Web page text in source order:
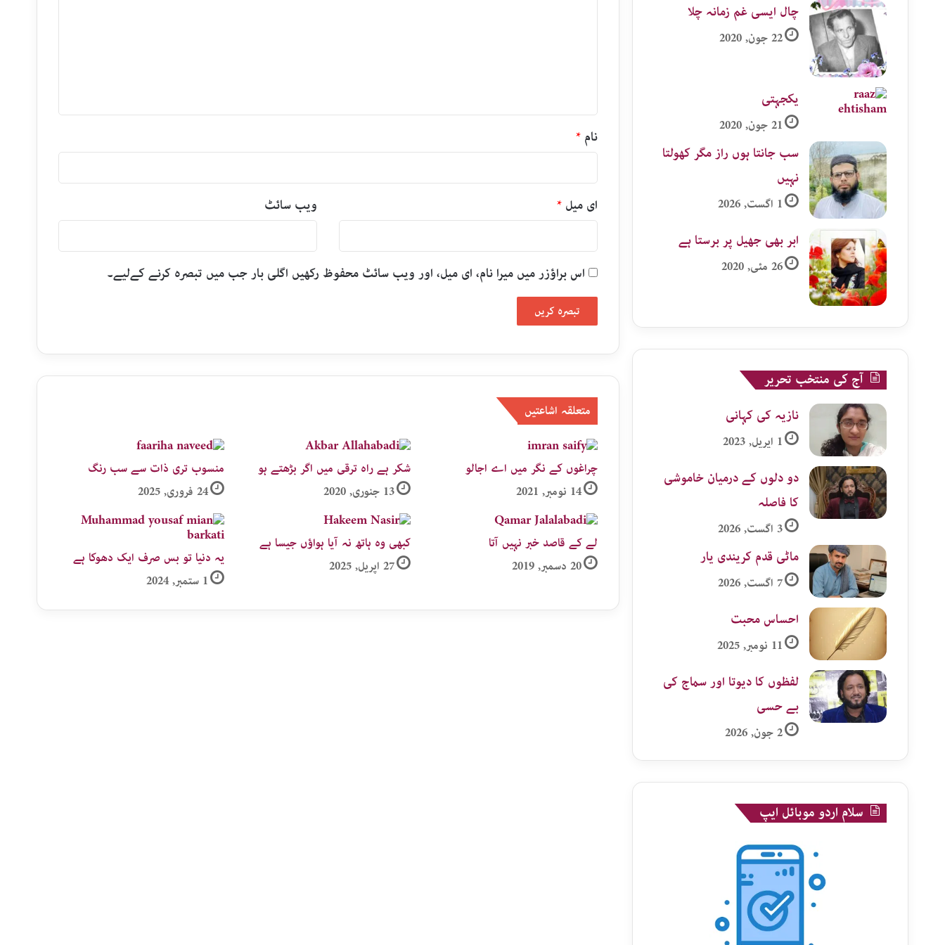
نام*
ای میل* ویب‌ سائٹ
اس براؤزر میں میرا نام، ای میل، اور ویب سائٹ محفوظ رکھیں اگلی بار جب میں تبصرہ کرنے کےلیے۔
متعلقہ اشاعتیں
چراغوں کے نگر میں اے اجالو
14 نومبر, 2021
شکر ہے راہ ترقی میں اگر بڑھتے ہو
13 جنوری, 2020
منسوب تری ذات سے سب رنگ
24 فروری, 2025
لے کے قاصد خبر نہیں آتا
20 دسمبر, 2019
کبھی وہ ہاتھ نہ آیا ہواؤں جیسا ہے
27 اپریل, 2025
یہ دنیا تو بس صرف ایک دھوکا ہے
1 ستمبر, 2024
چال ایسی غم زمانہ چلا
22 جون, 2020
یکجہتی
21 جون, 2020
سب جانتا ہوں راز مگر کھولتا
نہیں
1 اگست, 2026
ابر بھی جھیل پر برستا ہے
26 مئی, 2020
آج کی منتخب تحریر
نازیہ کی کہانی
1 اپریل, 2023
دو دلوں کے درمیان خاموشی
کا فاصلہ
3 اگست, 2026
ماٹی قدم کریندی یار
7 اگست, 2026
احساس محبت
11 نومبر, 2025
لفظوں کا دیوتا اور سماج کی
بے حسی
2 جون, 2026
سلام اردو موبائل ایپ